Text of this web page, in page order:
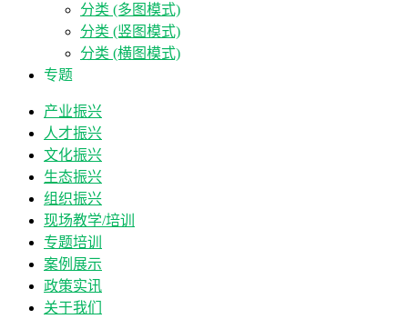
分类 (多图模式)
分类 (竖图模式)
分类 (横图模式)
专题
产业振兴
人才振兴
文化振兴
生态振兴
组织振兴
现场教学/培训
专题培训
案例展示
政策实讯
关于我们